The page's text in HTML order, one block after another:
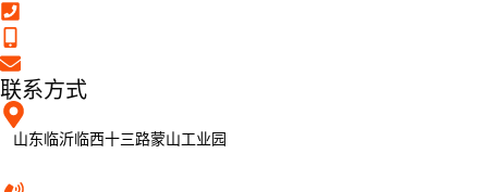
联系方式
山东临沂临西十三路蒙山工业园